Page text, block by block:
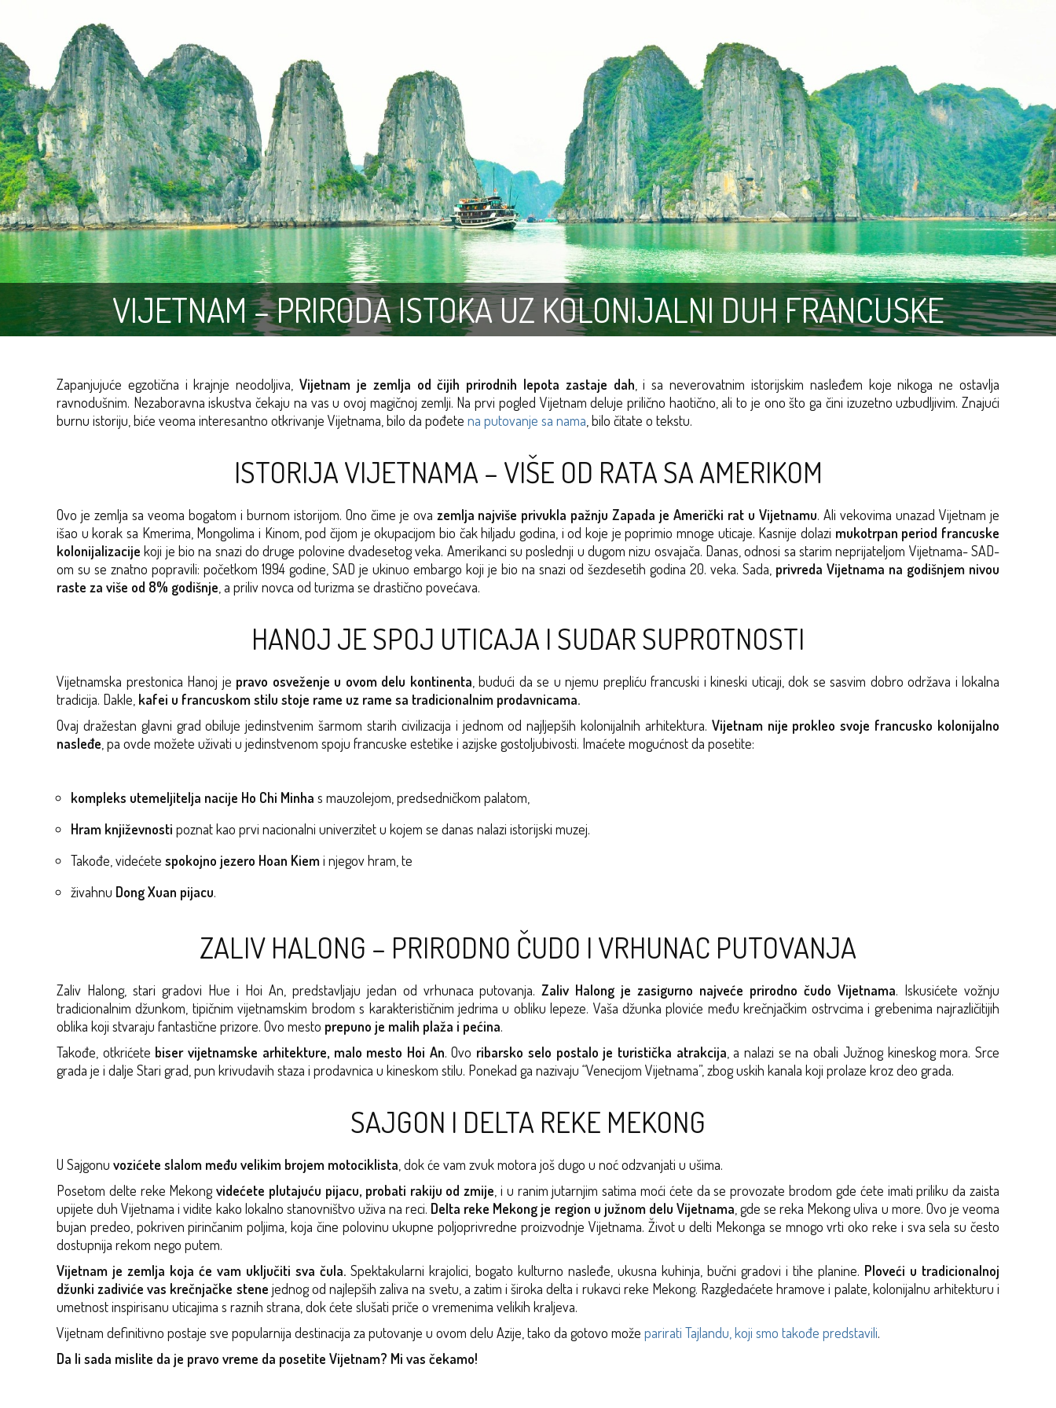
VIJETNAM – PRIRODA ISTOKA UZ KOLONIJALNI DUH FRANCUSKE
Zapanjujuće egzotična i krajnje neodoljiva,Vijetnam je zemlja od čijih prirodnih lepota zastaje dah , i sa neverovatnim istorijskim nasleđem koje nikoga ne ostavlja
ravnodušnim. Nezaboravna iskustva čekaju na vas u ovoj magičnoj zemlji. Na prvi pogled Vijetnam deluje prilično haotično, ali to je ono što ga čini izuzetno uzbudljivim. Znajući
burnu istoriju, biće veoma interesantno otkrivanje Vijetnama, bilo da pođete na putovanje sa nama , bilo čitate o tekstu.
ISTORIJA VIJETNAMA – VIŠE OD RATA SA AMERIKOM
Ovo je zemlja sa veoma bogatom i burnom istorijom. Ono čime je ova zemlja najviše privukla pažnju Zapada je Američki rat u Vijetnamu. Ali vekovima unazad Vijetnam je
išao u korak sa Kmerima, Mongolima i Kinom, pod čijom je okupacijom bio čak hiljadu godina, i od koje je poprimio mnoge uticaje. Kasnije dolazi mukotrpan period francuske
kolonijalizacije koji je bio na snazi do druge polovine dvadesetog veka. Amerikanci su poslednji u dugom nizu osvajača. Danas, odnosi sa starim neprijateljom Vijetnama- SAD-
om su se znatno popravili: početkom 1994 godine, SAD je ukinuo embargo koji je bio na snazi od šezdesetih godina 20. veka. Sada, privreda Vijetnama na godišnjem nivou
raste za više od 8% godišnje , a priliv novca od turizma se drastično povećava.
HANOJ JE SPOJ UTICAJA I SUDAR SUPROTNOSTI
Vijetnamska prestonica Hanoj je pravo osveženje u ovom delu kontinenta , budući da se u njemu prepliću francuski i kineski uticaji, dok se sasvim dobro održava i lokalna
tradicija. Dakle, kafei u francuskom stilu stoje rame uz rame sa tradicionalnim prodavnicama.
Ovaj dražestan glavni grad obiluje jedinstvenim šarmom starih civilizacija i jednom od najljepših kolonijalnih arhitektura. Vijetnam nije prokleo svoje francusko kolonijalno
nasleđe , pa ovde možete uživati u jedinstvenom spoju francuske estetike i azijske gostoljubivosti. Imaćete mogućnost da posetite:
kompleks utemeljitelja nacije Ho Chi Minha s mauzolejom, predsedničkom palatom,
Hram književnosti poznat kao prvi nacionalni univerzitet u kojem se danas nalazi istorijski muzej.
Takođe, videćete spokojno jezero Hoan Kiemi njegov hram, te
živahnu Dong Xuan pijacu.
ZALIV HALONG – PRIRODNO ČUDO I VRHUNAC PUTOVANJA
Zaliv Halong, stari gradovi Hue i Hoi An, predstavljaju jedan od vrhunaca putovanja.Zaliv Halong je zasigurno najveće prirodno čudo Vijetnama. Iskusićete vožnju
tradicionalnim džunkom, tipičnim vijetnamskim brodom s karakterističnim jedrima u obliku lepeze. Vaša džunka ploviće među krečnjačkim ostrvcima i grebenima najrazličitijih
oblika koji stvaraju fantastične prizore. Ovo mesto prepuno je malih plaža i pećina.
Takođe, otkrićete biser vijetnamske arhitekture, malo mesto Hoi An. Ovo ribarsko selo postalo je turistička atrakcija , a nalazi se na obali Južnog kineskog mora. Srce
grada je i dalje Stari grad, pun krivudavih staza i prodavnica u kineskom stilu. Ponekad ga nazivaju “Venecijom Vijetnama”, zbog uskih kanala koji prolaze kroz deo grada.
SAJGON I DELTA REKE MEKONG
U Sajgonu vozićete slalom među velikim brojem motociklista , dok će vam zvuk motora još dugo u noć odzvanjati u ušima.
Posetom delte reke Mekongvidećete plutajuću pijacu, probati rakiju od zmije , i u ranim jutarnjim satima moći ćete da se provozate brodom gde ćete imati priliku da zaista
upijete duh Vijetnama i vidite kako lokalno stanovništvo uživa na reci. Delta reke Mekong je region u južnom delu Vijetnama , gde se reka Mekong uliva u more. Ovo je veoma
bujan predeo, pokriven pirinčanim poljima, koja čine polovinu ukupne poljoprivredne proizvodnje Vijetnama. Život u delti Mekonga se mnogo vrti oko reke i sva sela su često
dostupnija rekom nego putem.
Vijetnam je zemlja koja će vam uključiti sva čula. Spektakularni krajolici, bogato kulturno nasleđe, ukusna kuhinja, bučni gradovi i tihe planine. Ploveći u tradicionalnoj
džunki zadiviće vas krečnjačke stene jednog od najlepših zaliva na svetu, a zatim i široka delta i rukavci reke Mekong. Razgledaćete hramove i palate, kolonijalnu arhitekturu i
umetnost inspirisanu uticajima s raznih strana, dok ćete slušati priče o vremenima velikih kraljeva.
Vijetnam definitivno postaje sve popularnija destinacija za putovanje u ovom delu Azije, tako da gotovo može parirati Tajlandu, koji smo takođe predstavili.
Da li sada mislite da je pravo vreme da posetite Vijetnam? Mi vas čekamo!